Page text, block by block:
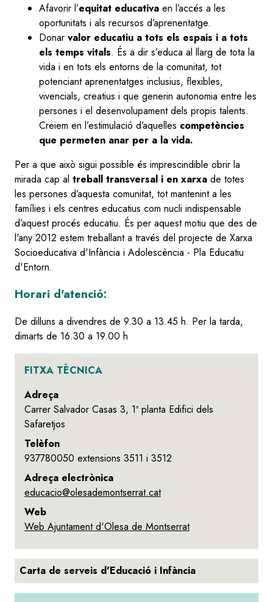
Afavorir l’equitat educativa en l’accés a les
oportunitats i als recursos d’aprenentatge.
Donar valor educatiu a tots els espais i a tots
els temps vitals. És a dir s’educa al llarg de tota la
vida i en tots els entorns de la comunitat, tot
potenciant aprenentatges inclusius, flexibles,
vivencials, creatius i que generin autonomia entre les
persones i el desenvolupament dels propis talents.
Creiem en l’estimulació d’aquelles competències
que permeten anar per a la vida.
Per a que això sigui possible és imprescindible obrir la
mirada cap al treball transversal i en xarxa de totes
les persones d’aquesta comunitat, tot mantenint a les
famílies i els centres educatius com nucli indispensable
d’aquest procés educatiu. És per aquest motiu que des de
l'any 2012 estem treballant a través del projecte de Xarxa
Socioeducativa d'Infància i Adolescència - Pla Educatiu
d'Entorn.
Horari d'atenció:
De dilluns a divendres de 9.30 a 13.45 h. Per la tarda,
dimarts de 16.30 a 19.00 h
FITXA TÈCNICA
Adreça
Carrer Salvador Casas 3, 1ª planta Edifici dels
Safaretjos
Telèfon
937780050 extensions 3511 i 3512
Adreça electrònica
educacio@olesademontserrat.cat
Web
Web Ajuntament d'Olesa de Montserrat
Carta de serveis d'Educació i Infància